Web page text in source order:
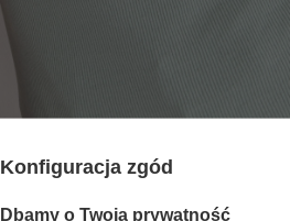
Konfiguracja zgód
Dbamy o Twoją prywatność